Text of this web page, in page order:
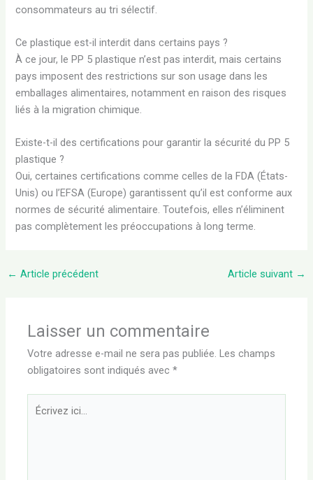
consommateurs au tri sélectif.
Ce plastique est-il interdit dans certains pays ?
À ce jour, le PP 5 plastique n’est pas interdit, mais certains
pays imposent des restrictions sur son usage dans les
emballages alimentaires, notamment en raison des risques
liés à la migration chimique.
Existe-t-il des certifications pour garantir la sécurité du PP 5
plastique ?
Oui, certaines certifications comme celles de la FDA (États-
Unis) ou l’EFSA (Europe) garantissent qu’il est conforme aux
normes de sécurité alimentaire. Toutefois, elles n’éliminent
pas complètement les préoccupations à long terme.
← Article précédent Article suivant →
Laisser un commentaire
Votre adresse e-mail ne sera pas publiée. Les champs
obligatoires sont indiqués avec*
Écrivez
ici…